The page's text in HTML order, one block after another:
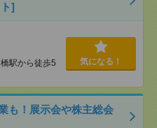
]
駅から徒歩5
気になる！
も！展示会や株主総会